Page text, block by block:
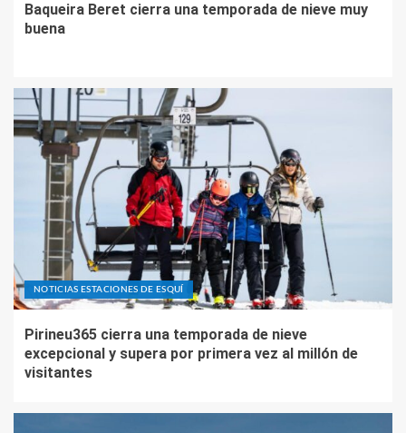
Baqueira Beret cierra una temporada de nieve muy
buena
NOTICIAS ESTACIONES DE ESQUÍ
Pirineu365 cierra una temporada de nieve
excepcional y supera por primera vez al millón de
visitantes